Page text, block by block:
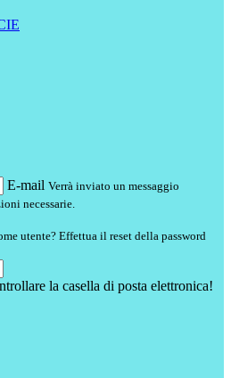
E-mail Verrà inviato un messaggio
necessarie.
utente? Effettua il reset della password
la casella di posta elettronica!